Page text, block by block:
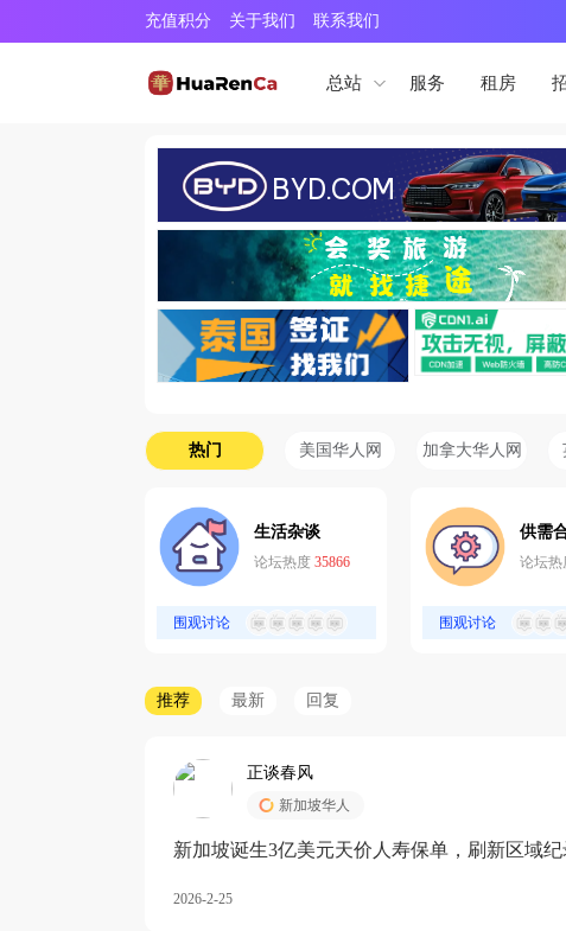
充值积分 关于我们 联系我们
总站 服务 租房
热门 美国华人网 加拿大华人网
生活杂谈
论坛热度 35866
围观讨论
供需
论坛热
围观讨论
推荐 最新 回复
正谈春风
新加坡华人
新加坡诞生3亿美元天价人寿保单，刷新区域
2026-2-25